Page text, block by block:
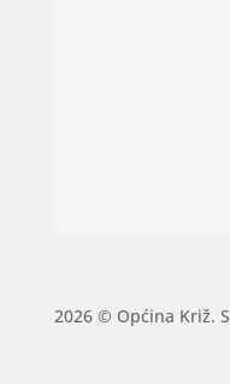
2026 © Općina Križ.